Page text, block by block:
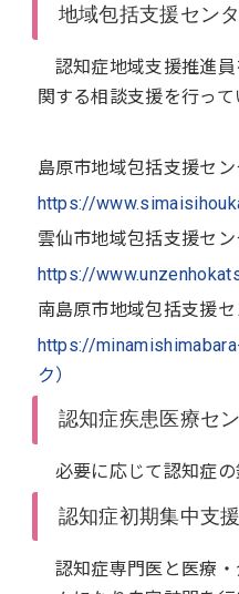
地域包括支援セン
認知症地域支援推進員
関する相談支援を行って
島原市地域包括支援セン
https://
雲仙市地域包括支援セン
https://
南島原市地域包括支援セ
https://
ク）
認知症疾患医療セ
必要に応じて認知症の
認知症初期集中支
認知症専門医と医療・